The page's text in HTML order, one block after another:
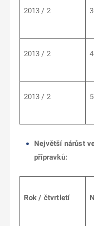
2013 / 2 3
2013 / 2 4
2013 / 2 5
Největší nárůst
přípravků:
Rok / čtvrtletí